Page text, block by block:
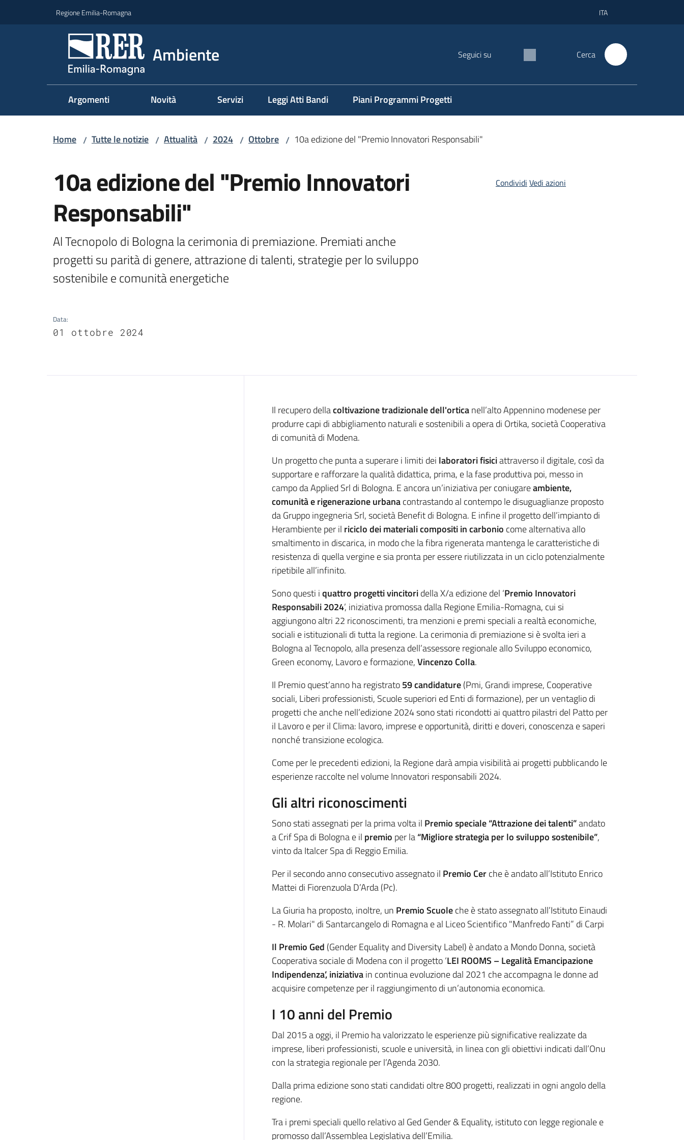
Regione Emilia-Romagna ITA
Ambiente Seguici su Cerca
Argomenti Novità Servizi Leggi Atti Bandi Piani Programmi Progetti
Home / Tutte le notizie / Attualità / 2024 / Ottobre / 10a edizione del "Premio Innovatori Responsabili"
10a edizione del "Premio Innovatori
Responsabili"
Al Tecnopolo di Bologna la cerimonia di premiazione. Premiati anche
progetti su parità di genere, attrazione di talenti, strategie per lo sviluppo
sostenibile e comunità energetiche
Data:
01 ottobre 2024
Condividi Vedi azioni
Introduzione
Il recupero dellacoltivazione tradizionale dell'orticanell’alto Appennino modenese per
produrre capi di abbigliamento naturali e sostenibili a opera di Ortika, società Cooperativa
di comunità di Modena.
Un progetto che punta a superare i limiti dei laboratori fisiciattraverso il digitale, così da
supportare e rafforzare la qualità didattica, prima, e la fase produttiva poi, messo in
campo da Applied Srl di Bologna. E ancora un’iniziativa per coniugareambiente,
comunità e rigenerazione urbanacontrastando al contempo le disuguaglianze proposto
da Gruppo ingegneria Srl, società Benefit di Bologna. E infine il progetto dell’impianto di
Herambiente per il riciclo dei materiali compositi in carbonio come alternativa allo
smaltimento in discarica, in modo che la fibra rigenerata mantenga le caratteristiche di
resistenza di quella vergine e sia pronta per essere riutilizzata in un ciclo potenzialmente
ripetibile all’infinito.
Sono questi iquattro progettivincitoridella X/a edizione del ‘Premio Innovatori
Responsabili 2024’, iniziativa promossa dalla Regione Emilia-Romagna, cui si
aggiungono altri 22 riconoscimenti, tra menzioni e premi speciali a realtà economiche,
sociali e istituzionali di tutta la regione. La cerimonia di premiazione si è svolta ieri a
Bologna al Tecnopolo, alla presenza dell’assessore regionale allo Sviluppo economico,
Green economy, Lavoro e formazione,Vincenzo Colla.
Il Premio quest’anno ha registrato59 candidature(Pmi, Grandi imprese, Cooperative
sociali, Liberi professionisti, Scuole superiori ed Enti di formazione), per un ventaglio di
progetti che anche nell’edizione 2024 sono stati ricondotti ai quattro pilastri del Patto per
il Lavoro e per il Clima: lavoro, imprese e opportunità, diritti e doveri, conoscenza e saperi
nonché transizione ecologica.
Come per le precedenti edizioni, la Regione darà ampia visibilità ai progetti pubblicando le
esperienze raccolte nel volume Innovatori responsabili 2024.
Gli altri riconoscimenti
Sono stati assegnati per la prima volta il Premio speciale “Attrazione dei talenti”andato
a Crif Spa di Bologna e il premio per la“Migliore strategia per lo sviluppo sostenibile”,
vinto da Italcer Spa di Reggio Emilia.
Per il secondo anno consecutivo assegnato il Premio Cerche è andato all’Istituto Enrico
Mattei di Fiorenzuola D’Arda (Pc).
La Giuria ha proposto, inoltre, un Premio Scuoleche è stato assegnato all’Istituto Einaudi
- R. Molari" di Santarcangelo di Romagna e al Liceo Scientifico "Manfredo Fanti” di Carpi
Il Premio Ged (Gender Equality and Diversity Label) è andato a Mondo Donna, società
Cooperativa sociale di Modena con il progetto ‘LEI ROOMS – Legalità Emancipazione
Indipendenza’, iniziativain continua evoluzione dal 2021 che accompagna le donne ad
acquisire competenze per il raggiungimento di un’autonomia economica.
I 10 anni del Premio
Dal 2015 a oggi, il Premio ha valorizzato le esperienze più significative realizzate da
imprese, liberi professionisti, scuole e università, in linea con gli obiettivi indicati dall’Onu
con la strategia regionale per l’Agenda 2030.
Dalla prima edizione sono stati candidati oltre 800 progetti, realizzati in ogni angolo della
regione.
Tra i premi speciali quello relativo al Ged Gender & Equality, istituto con legge regionale e
promosso dall’Assemblea Legislativa dell’Emilia.